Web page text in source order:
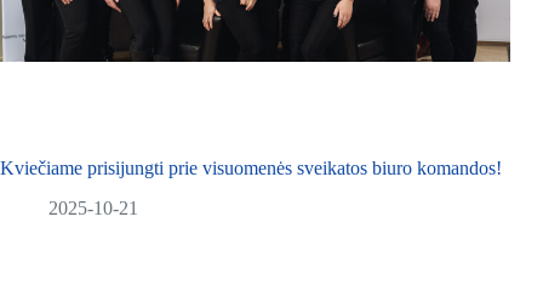
Kviečiame prisijungti prie visuomenės sveikatos biuro komandos!
2025-10-21